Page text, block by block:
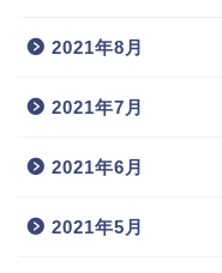
2021年8月
2021年7月
2021年6月
2021年5月